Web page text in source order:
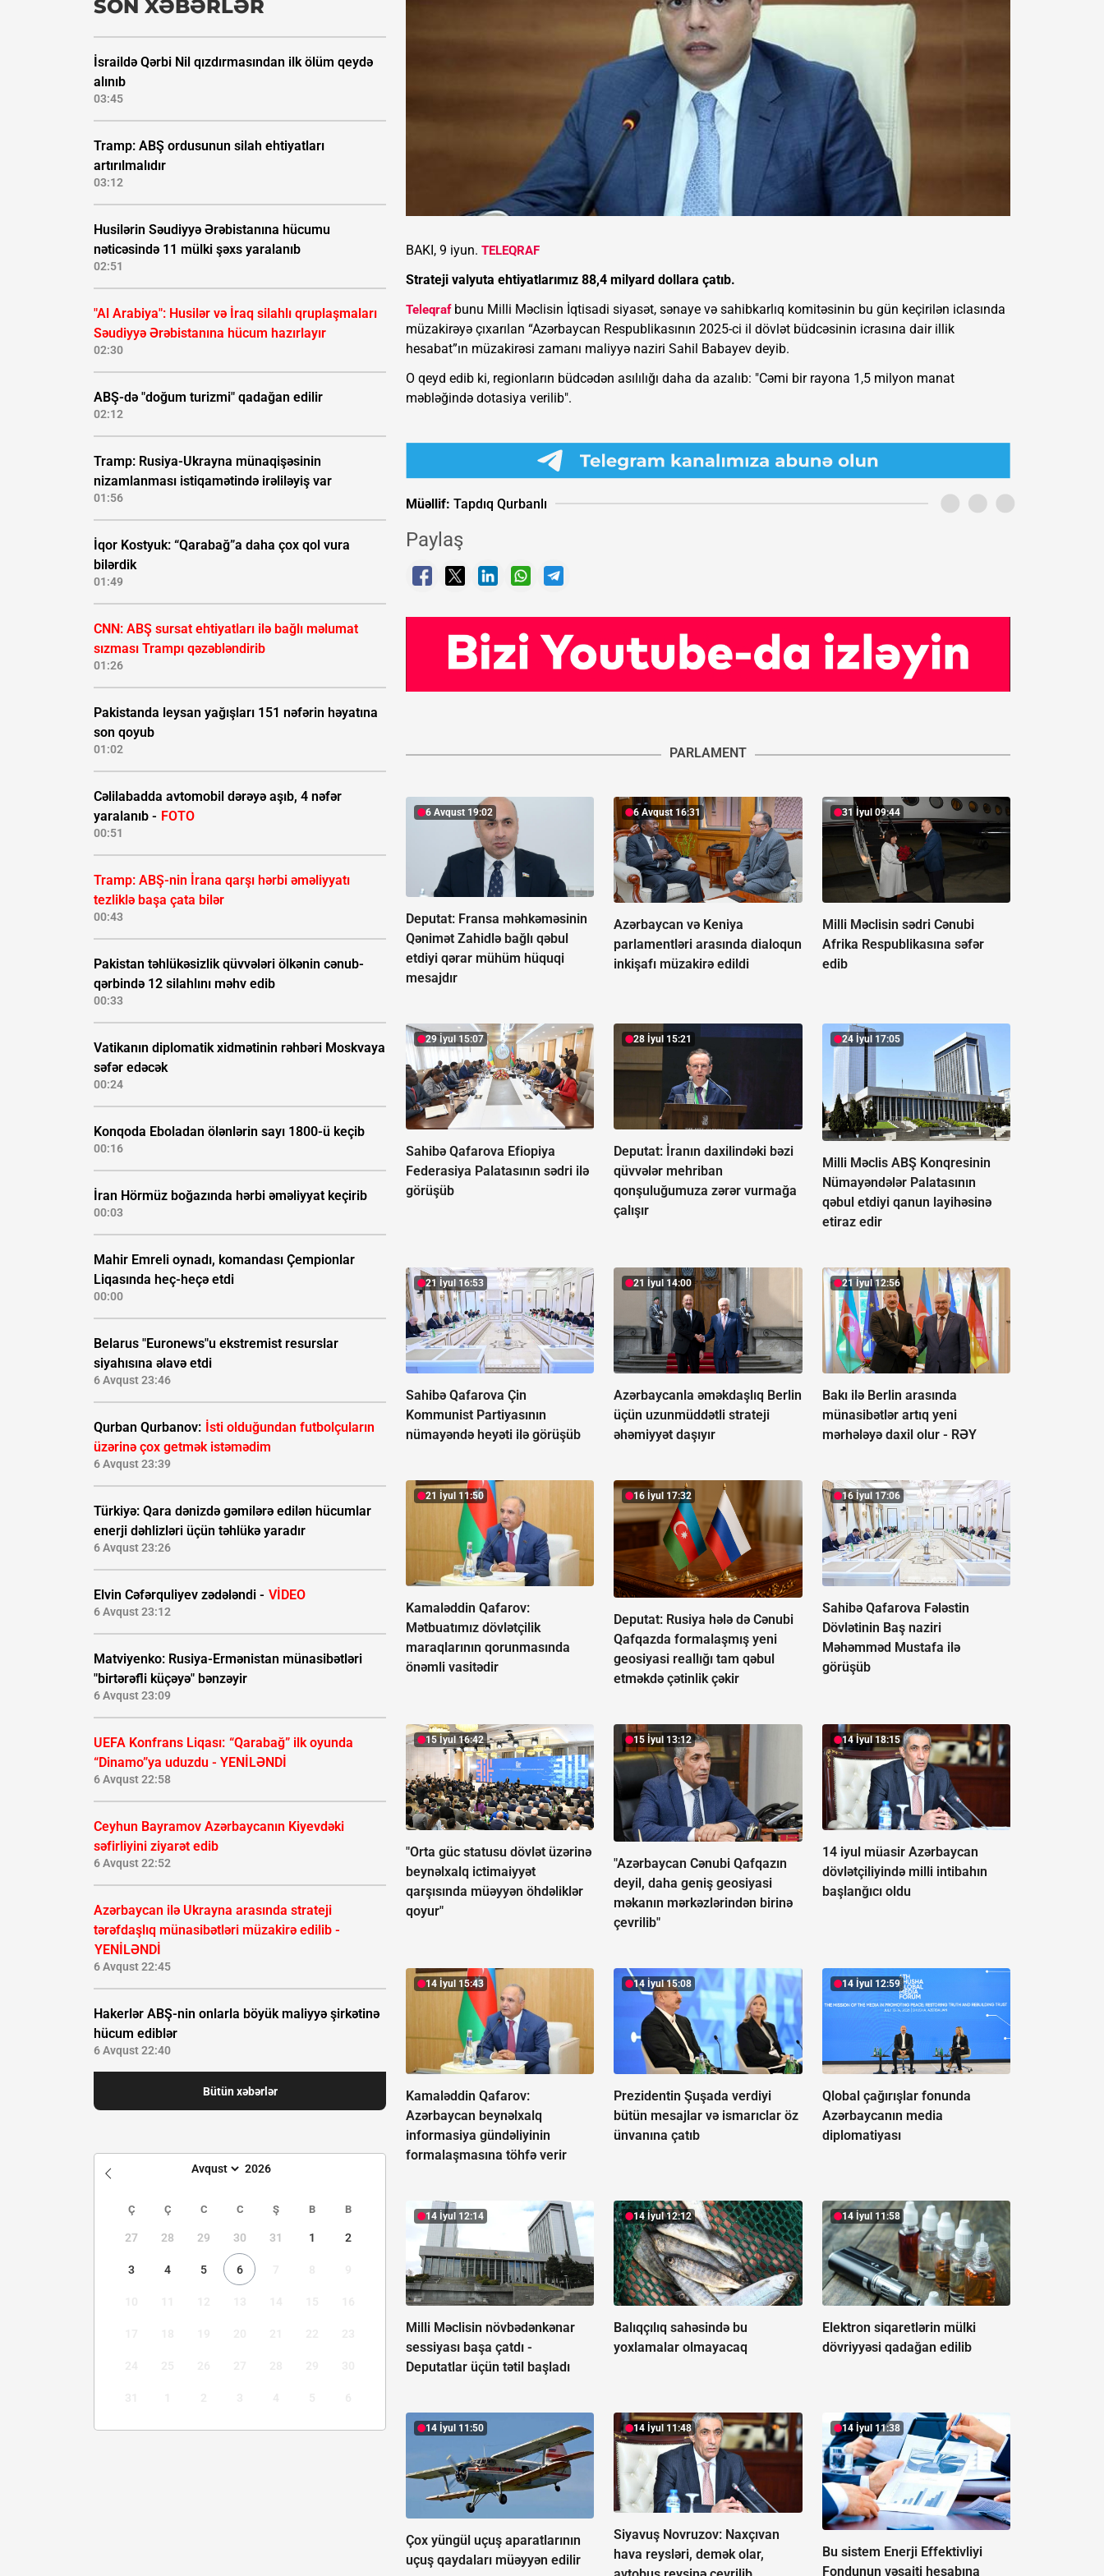
SON XƏBƏRLƏR
İsraildə Qərbi Nil qızdırmasından ilk ölüm qeydə
alınıb
03:45
Tramp: ABŞ ordusunun silah ehtiyatları
artırılmalıdır
03:12
Husilərin Səudiyyə Ərəbistanına hücumu
nəticəsində 11 mülki şəxs yaralanıb
02:51
"Al Arabiya": Husilər və İraq silahlı qruplaşmaları
Səudiyyə Ərəbistanına hücum hazırlayır
02:30
ABŞ-də "doğum turizmi" qadağan edilir
02:12
Tramp: Rusiya-Ukrayna münaqişəsinin
nizamlanması istiqamətində irəliləyiş var
01:56
İqor Kostyuk: “Qarabağ”a daha çox qol vura
bilərdik
01:49
CNN: ABŞ sursat ehtiyatları ilə bağlı məlumat
sızması Trampı qəzəbləndirib
01:26
Pakistanda leysan yağışları 151 nəfərin həyatına
son qoyub
01:02
Cəlilabadda avtomobil dərəyə aşıb, 4 nəfər
yaralanıb - FOTO
00:51
Tramp: ABŞ-nin İrana qarşı hərbi əməliyyatı
tezliklə başa çata bilər
00:43
Pakistan təhlükəsizlik qüvvələri ölkənin cənub-
qərbində 12 silahlını məhv edib
00:33
Vatikanın diplomatik xidmətinin rəhbəri Moskvaya
səfər edəcək
00:24
Konqoda Eboladan ölənlərin sayı 1800-ü keçib
00:16
İran Hörmüz boğazında hərbi əməliyyat keçirib
00:03
Mahir Emreli oynadı, komandası Çempionlar
Liqasında heç-heçə etdi
00:00
Belarus "Euronews"u ekstremist resurslar
siyahısına əlavə etdi
6 Avqust 23:46
Qurban Qurbanov: İsti olduğundan futbolçuların
üzərinə çox getmək istəmədim
6 Avqust 23:39
Türkiyə: Qara dənizdə gəmilərə edilən hücumlar
enerji dəhlizləri üçün təhlükə yaradır
6 Avqust 23:26
Elvin Cəfərquliyev zədələndi - VİDEO
6 Avqust 23:12
Matviyenko: Rusiya-Ermənistan münasibətləri
"birtərəfli küçəyə" bənzəyir
6 Avqust 23:09
UEFA Konfrans Liqası: “Qarabağ” ilk oyunda
“Dinamo”ya uduzdu - YENİLƏNDİ
6 Avqust 22:58
Ceyhun Bayramov Azərbaycanın Kiyevdəki
səfirliyini ziyarət edib
6 Avqust 22:52
Azərbaycan ilə Ukrayna arasında strateji
tərəfdaşlıq münasibətləri müzakirə edilib -
YENİLƏNDİ
6 Avqust 22:45
Hakerlər ABŞ-nin onlarla böyük maliyyə şirkətinə
hücum ediblər
6 Avqust 22:40
Bütün xəbərlər
Ç Ç C C Ş B B
27 28 29 30 31 1 2
3 4 5 6
BAKI, 9 iyun. TELEQRAF
Strateji valyuta ehtiyatlarımız 88,4 milyard dollara çatıb.
Teleqrafbunu Milli Məclisin İqtisadi siyasət, sənaye və sahibkarlıq komitəsinin bu gün keçirilən iclasında
müzakirəyə çıxarılan “Azərbaycan Respublikasının 2025-ci il dövlət büdcəsinin icrasına dair illik
hesabat”ın müzakirəsi zamanı maliyyə naziri Sahil Babayev deyib.
O qeyd edib ki, regionların büdcədən asılılığı daha da azalıb: "Cəmi bir rayona 1,5 milyon manat
məbləğində dotasiya verilib".
Müəllif: Tapdıq Qurbanlı
Paylaş
PARLAMENT
6 Avqust 19:02
Deputat: Fransa məhkəməsinin
Qənimət Zahidlə bağlı qəbul
etdiyi qərar mühüm hüquqi
mesajdır
6 Avqust 16:31
Azərbaycan və Keniya
parlamentləri arasında dialoqun
inkişafı müzakirə edildi
31 İyul 09:44
Milli Məclisin sədri Cənubi
Afrika Respublikasına səfər
edib
29 İyul 15:07
Sahibə Qafarova Efiopiya
Federasiya Palatasının sədri ilə
görüşüb
28 İyul 15:21
Deputat: İranın daxilindəki bəzi
qüvvələr mehriban
qonşuluğumuza zərər vurmağa
çalışır
24 İyul 17:05
Milli Məclis ABŞ Konqresinin
Nümayəndələr Palatasının
qəbul etdiyi qanun layihəsinə
etiraz edir
21 İyul 16:53
Sahibə Qafarova Çin
Kommunist Partiyasının
nümayəndə heyəti ilə görüşüb
21 İyul 14:00
Azərbaycanla əməkdaşlıq Berlin
üçün uzunmüddətli strateji
əhəmiyyət daşıyır
21 İyul 12:56
Bakı ilə Berlin arasında
münasibətlər artıq yeni
mərhələyə daxil olur - RƏY
21 İyul 11:50
Kamaləddin Qafarov:
Mətbuatımız dövlətçilik
maraqlarının qorunmasında
önəmli vasitədir
16 İyul 17:32
Deputat: Rusiya hələ də Cənubi
Qafqazda formalaşmış yeni
geosiyasi reallığı tam qəbul
etməkdə çətinlik çəkir
16 İyul 17:06
Sahibə Qafarova Fələstin
Dövlətinin Baş naziri
Məhəmməd Mustafa ilə
görüşüb
15 İyul 16:42
"Orta güc statusu dövlət üzərinə
beynəlxalq ictimaiyyət
qarşısında müəyyən öhdəliklər
qoyur"
15 İyul 13:12
"Azərbaycan Cənubi Qafqazın
deyil, daha geniş geosiyasi
məkanın mərkəzlərindən birinə
çevrilib"
14 İyul 18:15
14 iyul müasir Azərbaycan
dövlətçiliyində milli intibahın
başlanğıcı oldu
14 İyul 15:43
Kamaləddin Qafarov:
Azərbaycan beynəlxalq
informasiya gündəliyinin
formalaşmasına töhfə verir
14 İyul 15:08
Prezidentin Şuşada verdiyi
bütün mesajlar və ismarıclar öz
ünvanına çatıb
14 İyul 12:59
Qlobal çağırışlar fonunda
Azərbaycanın media
diplomatiyası
14 İyul 12:14
Milli Məclisin növbədənkənar
sessiyası başa çatdı -
Deputatlar üçün tətil başladı
14 İyul 12:12
Balıqçılıq sahəsində bu
yoxlamalar olmayacaq
14 İyul 11:58
Elektron siqaretlərin mülki
dövriyyəsi qadağan edilib
14 İyul 11:50
Çox yüngül uçuş aparatlarının
uçuş qaydaları müəyyən edilir
14 İyul 11:48
Siyavuş Novruzov: Naxçıvan
hava reysləri, demək olar,
14 İyul 11:38
Bu sistem Enerji Effektivliyi
Fondunun vəsaiti hesabına